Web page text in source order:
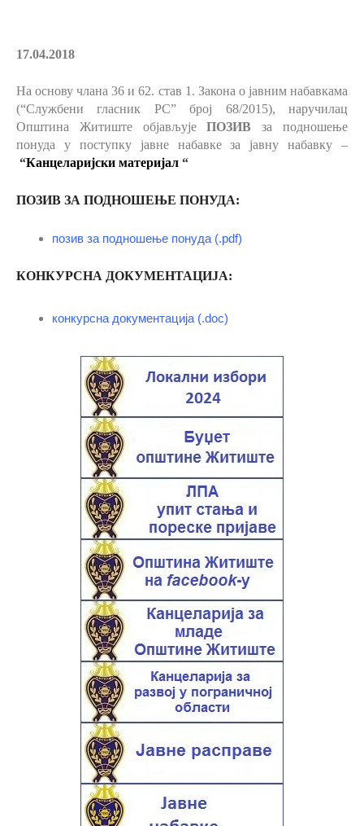
17.04.2018
На основу члана 36 и 62. став 1. Закона о јавним набавкама
(“Службени гласник РС” број 68/2015), наручилац
Општина Житиште објављујеПОЗИВза подношење
понуда у поступку јавне набавке за јавну набавку –
“Канцеларијски материјал “
ПОЗИВ ЗА ПОДНОШЕЊЕ ПОНУДА:
позив за подношење понуда (.pdf)
КОНКУРСНА ДОКУМЕНТАЦИЈА:
конкурсна документација (.doc)